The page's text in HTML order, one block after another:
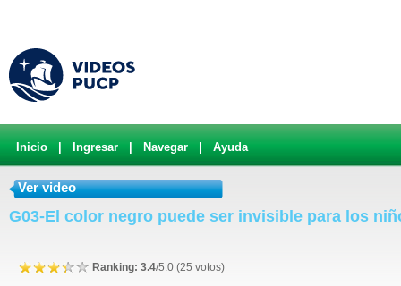
Inicio Ingresar Navegar Ayuda
Ver video
G03-El color negro puede ser invisible para los
Ranking: 3.4/5.0 (25 votos)